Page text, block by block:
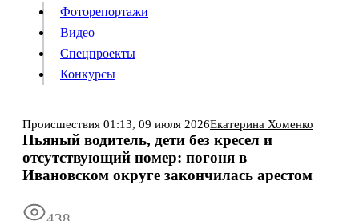
Видео
Конкурсы
Информация Подписка Реклама
Фоторепортажи
Видео
Спецпроекты
Конкурсы
Происшествия 01:13, 09 июля 2026Екатерина Хоменко
Пьяный водитель, дети без кресел и
отсутствующий номер: погоня в
Ивановском округе закончилась арестом